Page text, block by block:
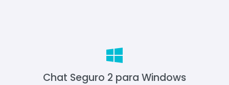
Chat Seguro 2 para Windows